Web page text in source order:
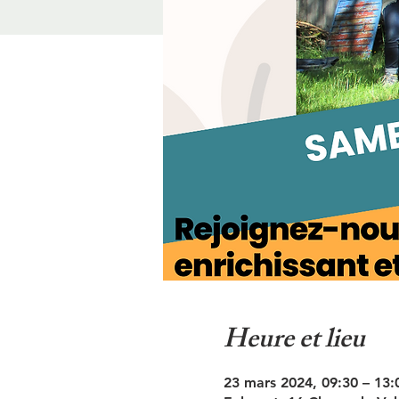
Heure et lieu
23 mars 2024, 09:30 –